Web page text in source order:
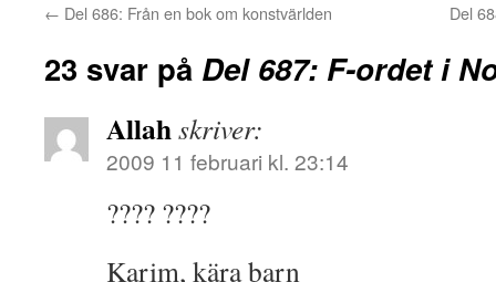
← Del 686: Från en bok om konstvärlden Del
23 svar på Del 687: F-ordet i
Allahskriver:
2009 11 februari kl. 23:14
???? ????
Karim, kära barn